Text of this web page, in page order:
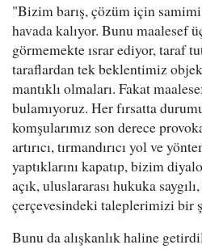
"Bizim barış, çözüm için samimi
havada kalıyor. Bunu maalesef
görmemekte ısrar ediyor, taraf
taraflardan tek beklentimiz
mantıklı olmaları. Fakat
bulamıyoruz. Her fırsatta
komşularımız son derece
artırıcı, tırmandırıcı yol ve
yaptıklarını kapatıp, bizim
açık, uluslararası hukuka
çerçevesindeki taleplerimizi bir
Bunu da alışkanlık haline